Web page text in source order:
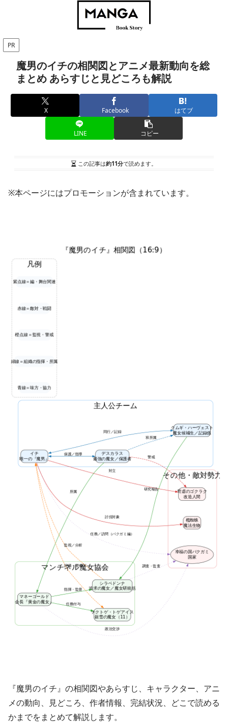
PR
魔男のイチの相関図とアニメ最新動向を総
まとめ あらすじと見どころも解説
X Facebook はてブ
LINE コピー
この記事は約11分で読めます。
※本ページにはプロモーションが含まれています。
『魔男のイチ』の相関図やあらすじ、キャラクター、アニ
メの動向、見どころ、作者情報、完結状況、どこで読める
かまでをまとめて解説します。